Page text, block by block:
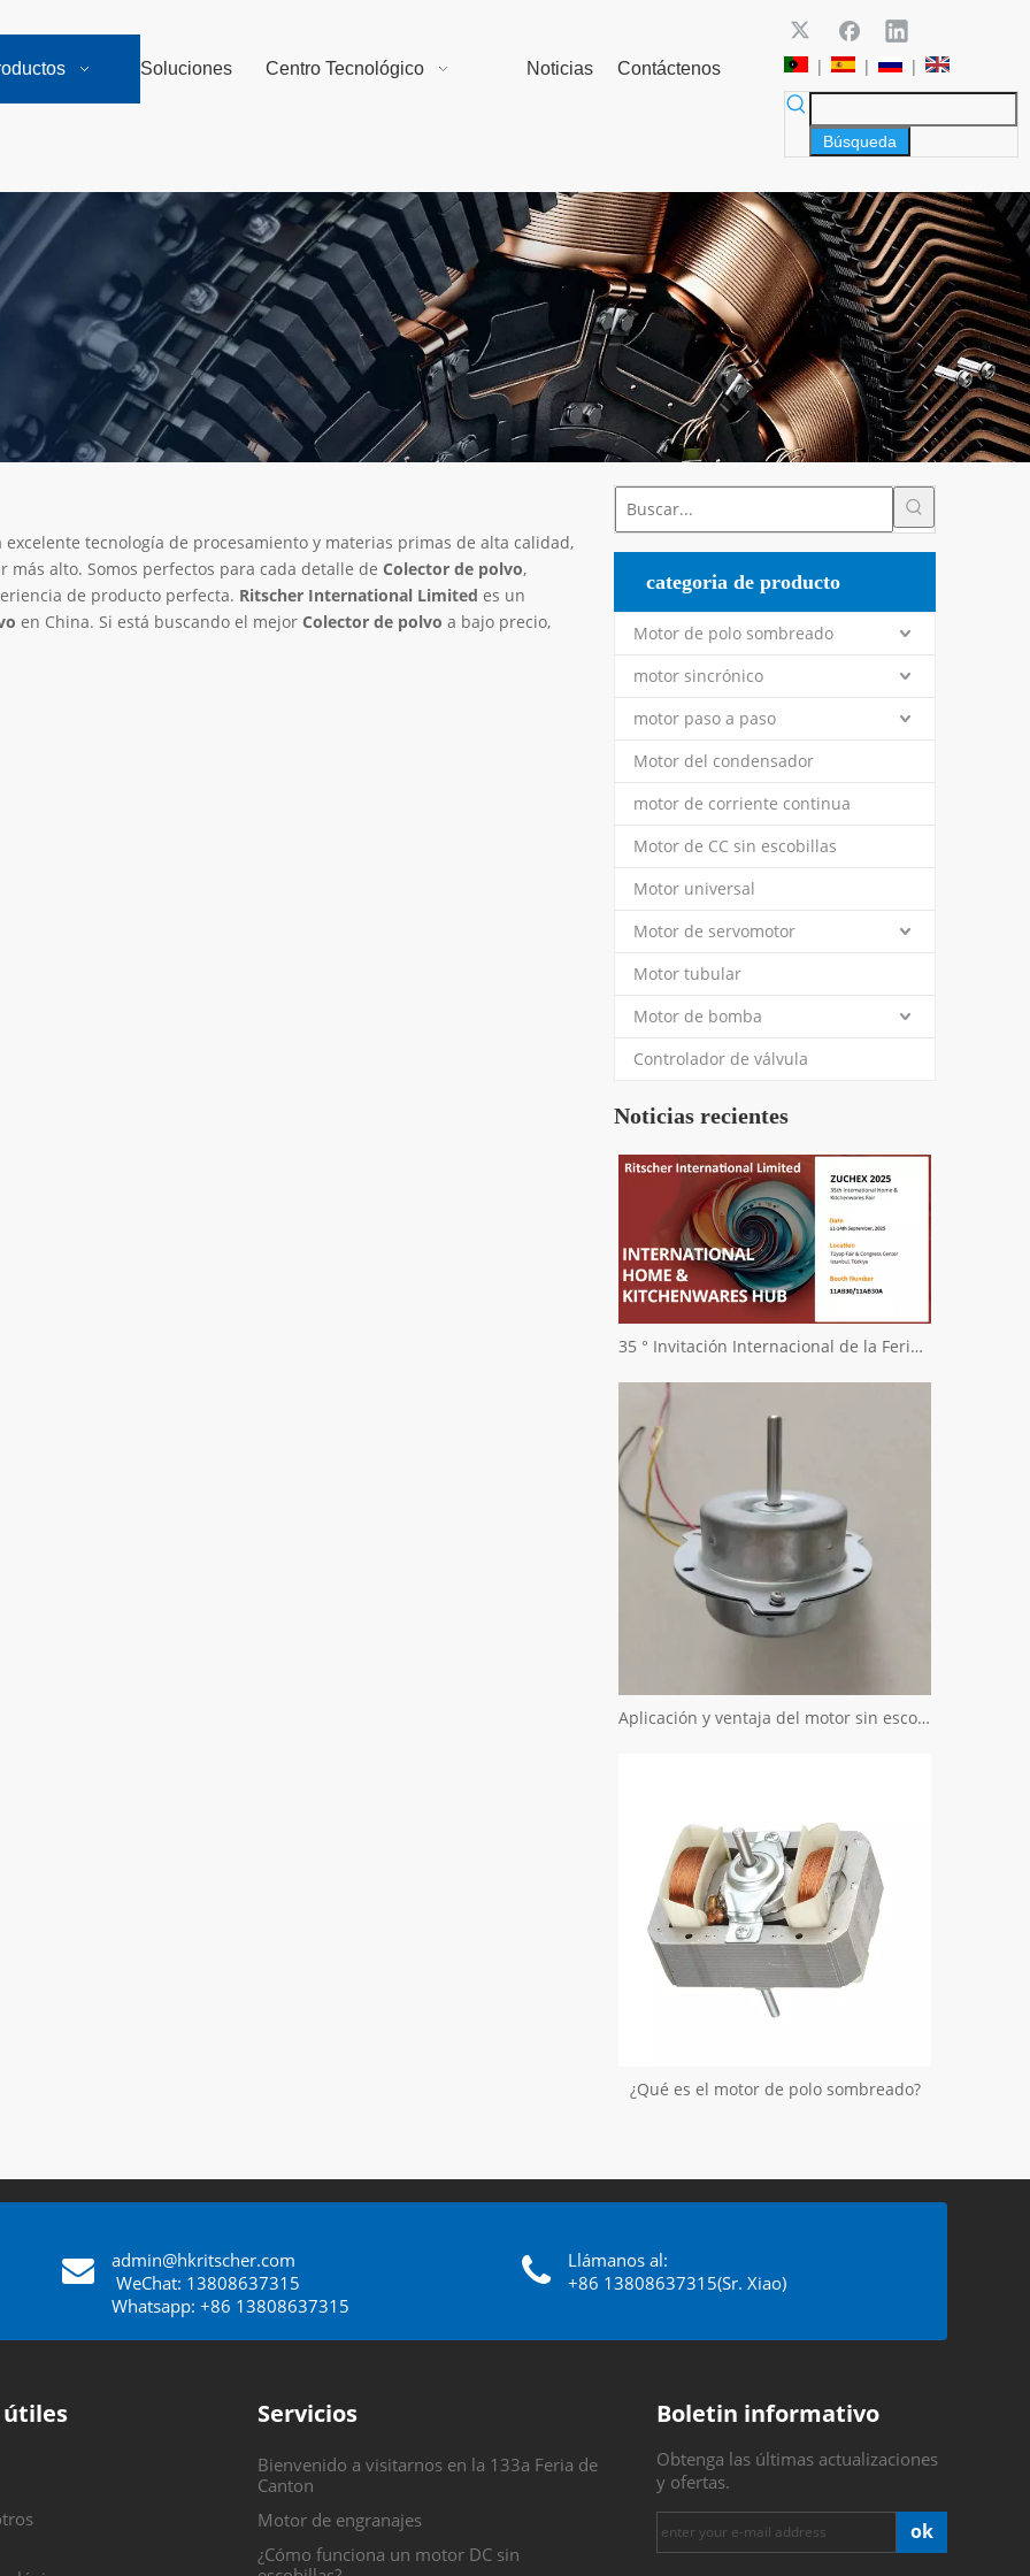
Soluciones Centro Tecnológico Noticias Contáctenos | | |
Búsqueda
tecnología de procesamiento y materias primas de alta calidad,
más alto. Somos perfectos para cada detalle de Colector de polvo,
de producto perfecta. Ritscher International Limited es un
en China. Si está buscando el mejor Colector de polvo a bajo precio,
categoria de producto
Motor de polo sombreado
motor sincrónico
motor paso a paso
Motor del condensador
motor de corriente continua
Motor de CC sin escobillas
Motor universal
Motor de servomotor
Motor tubular
Motor de bomba
Controlador de válvula
Noticias recientes
35 ° Invitación Internacional de la Feria Internacional de Zuchex Home & Kitchenwares - Ritscher International Limited
Aplicación y ventaja del motor sin escobillas
¿Qué es el motor de polo sombreado?
admin@hkritscher.com
WeChat: 13808637315
Whatsapp: +86 13808637315
Llámanos al:
+86 13808637315(Sr. Xiao)
útiles Servicios
Bienvenido a visitarnos en la 133a Feria de
Canton
Motor de engranajes
¿Cómo funciona un motor DC sin
Boletin informativo
Obtenga las últimas actualizaciones
y ofertas.
ok